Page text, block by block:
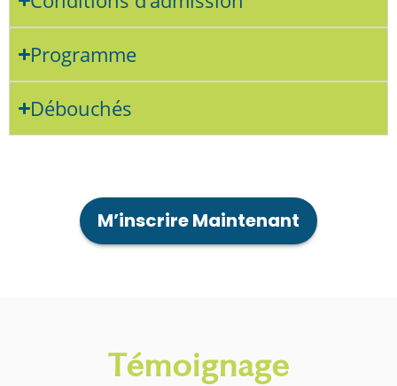
Programme
Débouchés
M’inscrire Maintenant
Témoignage